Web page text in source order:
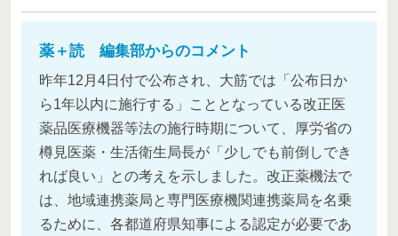
薬＋読 編集部からのコメント
昨年12月4日付で公布され、大筋では「公布日か
ら1年以内に施行する」こととなっている改正医
薬品医療機器等法の施行時期について、厚労省の
樽見医薬・生活衛生局長が「少しでも前倒しでき
れば良い」との考えを示しました。改正薬機法で
は、地域連携薬局と専門医療機関連携薬局を名乗
るために、各都道府県知事による認定が必要であ